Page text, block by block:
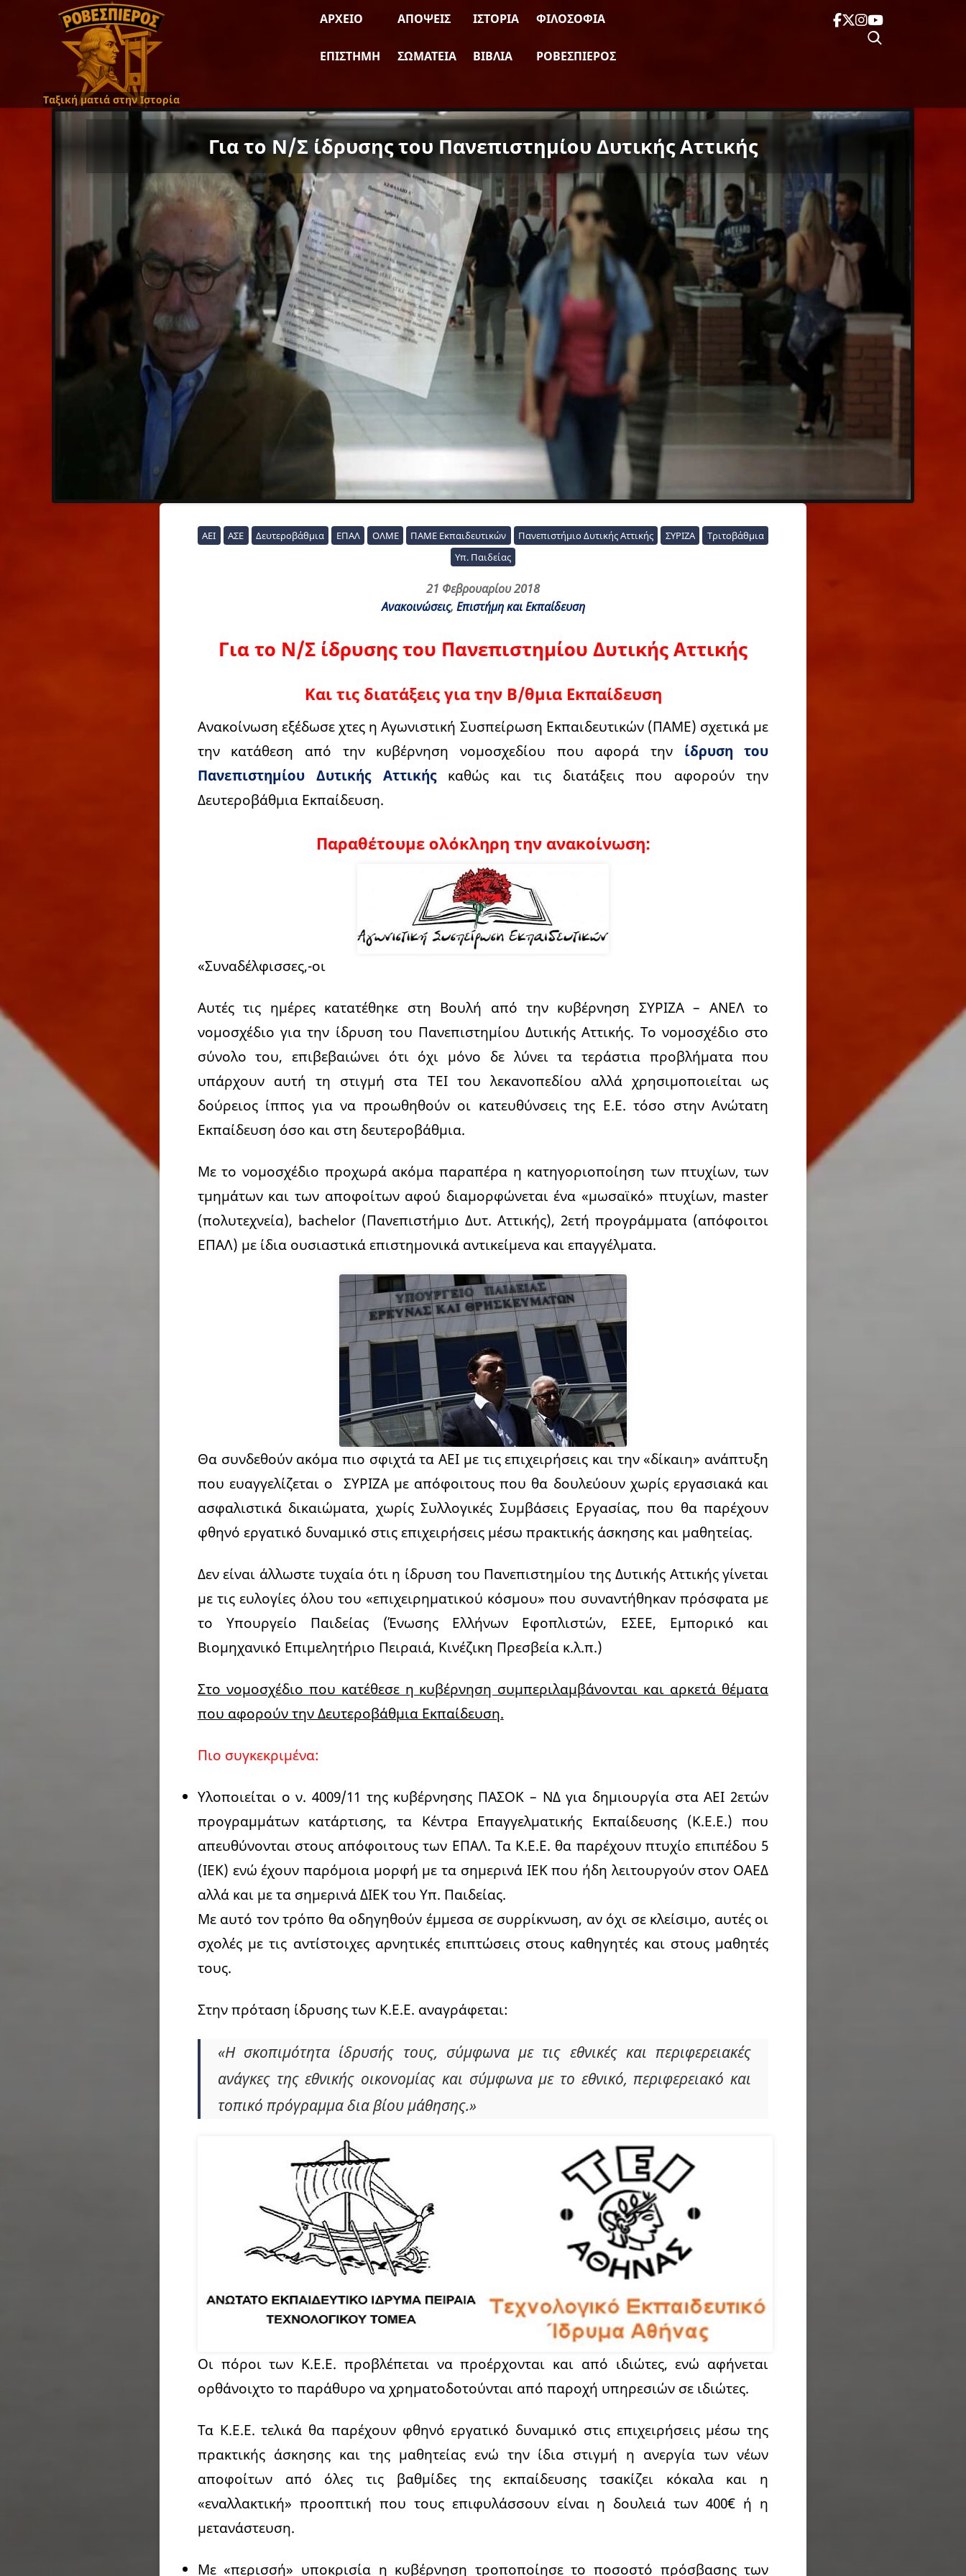
Ταξική ματιά στην Ιστορία
ΑΡΧΕΊΟ ΑΠΌΨΕΙΣ ΙΣΤΟΡΊΑ ΦΙΛΟΣΟΦΊΑ
ΕΠΙΣΤΉΜΗ ΣΩΜΑΤΕΊΑ ΒΙΒΛΊΑ ΡΟΒΕΣΠΙΈΡΟΣ
Για το Ν/Σ ίδρυσης του Πανεπιστημίου Δυτικής Αττικής
ΑΕΙ ΑΣΕ Δευτεροβάθμια ΕΠΑΛ ΟΛΜΕ ΠΑΜΕ Εκπαιδευτικών Πανεπιστήμιο Δυτικής Αττικής ΣΥΡΙΖΑ
Τριτοβάθμια
Υπ. Παιδείας
21 Φεβρουαρίου 2018
Ανακοινώσεις, Επιστήμη και Εκπαίδευση
Για το Ν/Σ ίδρυσης του Πανεπιστημίου Δυτικής Αττικής
Και τις διατάξεις για την Β/θμια Εκπαίδευση
Ανακοίνωση εξέδωσε χτες η Αγωνιστική Συσπείρωση Εκπαιδευτικών (ΠΑΜΕ) σχετικά με
την κατάθεση από την κυβέρνηση νομοσχεδίου που αφορά την ίδρυση του
Πανεπιστημίου Δυτικής Αττικήςκαθώς και τις διατάξεις που αφορούν την
Δευτεροβάθμια Εκπαίδευση.
Παραθέτουμε ολόκληρη την ανακοίνωση:
«Συναδέλφισσες,-οι
Αυτές τις ημέρες κατατέθηκε στη Βουλή από την κυβέρνηση ΣΥΡΙΖΑ – ΑΝΕΛ το
νομοσχέδιο για την ίδρυση του Πανεπιστημίου Δυτικής Αττικής. Το νομοσχέδιο στο
σύνολο του, επιβεβαιώνει ότι όχι μόνο δε λύνει τα τεράστια προβλήματα που
υπάρχουν αυτή τη στιγμή στα ΤΕΙ του λεκανοπεδίου αλλά χρησιμοποιείται ως
δούρειος ίππος για να προωθηθούν οι κατευθύνσεις της Ε.Ε. τόσο στην Ανώτατη
Εκπαίδευση όσο και στη δευτεροβάθμια.
Με το νομοσχέδιο προχωρά ακόμα παραπέρα η κατηγοριοποίηση των πτυχίων, των
τμημάτων και των αποφοίτων αφού διαμορφώνεται ένα «μωσαϊκό» πτυχίων, master
(πολυτεχνεία), bachelor (Πανεπιστήμιο Δυτ. Αττικής), 2ετή προγράμματα (απόφοιτοι
ΕΠΑΛ) με ίδια ουσιαστικά επιστημονικά αντικείμενα και επαγγέλματα.
Θα συνδεθούν ακόμα πιο σφιχτά τα ΑΕΙ με τις επιχειρήσεις και την «δίκαιη» ανάπτυξη
που ευαγγελίζεται ο ΣΥΡΙΖΑ με απόφοιτους που θα δουλεύουν χωρίς εργασιακά και
ασφαλιστικά δικαιώματα, χωρίς Συλλογικές Συμβάσεις Εργασίας, που θα παρέχουν
φθηνό εργατικό δυναμικό στις επιχειρήσεις μέσω πρακτικής άσκησης και μαθητείας.
Δεν είναι άλλωστε τυχαία ότι η ίδρυση του Πανεπιστημίου της Δυτικής Αττικής γίνεται
με τις ευλογίες όλου του «επιχειρηματικού κόσμου» που συναντήθηκαν πρόσφατα με
το Υπουργείο Παιδείας (Ένωσης Ελλήνων Εφοπλιστών, ΕΣΕΕ, Εμπορικό και
Βιομηχανικό Επιμελητήριο Πειραιά, Κινέζικη Πρεσβεία κ.λ.π.)
Στο νομοσχέδιο που κατέθεσε η κυβέρνηση συμπεριλαμβάνονται και αρκετά θέματα
που αφορούν την Δευτεροβάθμια Εκπαίδευση.
Πιο συγκεκριμένα:
Υλοποιείται ο ν. 4009/11 της κυβέρνησης ΠΑΣΟΚ – ΝΔ για δημιουργία στα ΑΕΙ 2ετών
προγραμμάτων κατάρτισης, τα Κέντρα Επαγγελματικής Εκπαίδευσης (Κ.Ε.Ε.) που
απευθύνονται στους απόφοιτους των ΕΠΑΛ. Τα Κ.Ε.Ε. θα παρέχουν πτυχίο επιπέδου 5
(ΙΕΚ) ενώ έχουν παρόμοια μορφή με τα σημερινά ΙΕΚ που ήδη λειτουργούν στον ΟΑΕΔ
αλλά και με τα σημερινά ΔΙΕΚ του Υπ. Παιδείας.
Με αυτό τον τρόπο θα οδηγηθούν έμμεσα σε συρρίκνωση, αν όχι σε κλείσιμο, αυτές οι
σχολές με τις αντίστοιχες αρνητικές επιπτώσεις στους καθηγητές και στους μαθητές
τους.
Στην πρόταση ίδρυσης των Κ.Ε.Ε. αναγράφεται:
«Η σκοπιμότητα ίδρυσής τους, σύμφωνα με τις εθνικές και περιφερειακές
ανάγκες της εθνικής οικονομίας και σύμφωνα με το εθνικό, περιφερειακό και
τοπικό πρόγραμμα δια βίου μάθησης.»
Οι πόροι των Κ.Ε.Ε. προβλέπεται να προέρχονται και από ιδιώτες, ενώ αφήνεται
ορθάνοιχτο το παράθυρο να χρηματοδοτούνται από παροχή υπηρεσιών σε ιδιώτες.
Τα K.E.E. τελικά θα παρέχουν φθηνό εργατικό δυναμικό στις επιχειρήσεις μέσω της
πρακτικής άσκησης και της μαθητείας ενώ την ίδια στιγμή η ανεργία των νέων
αποφοίτων από όλες τις βαθμίδες της εκπαίδευσης τσακίζει κόκαλα και η
«εναλλακτική» προοπτική που τους επιφυλάσσουν είναι η δουλειά των 400€ ή η
μετανάστευση.
Με «περισσή» υποκρισία η κυβέρνηση τροποποίησε το ποσοστό πρόσβασης των